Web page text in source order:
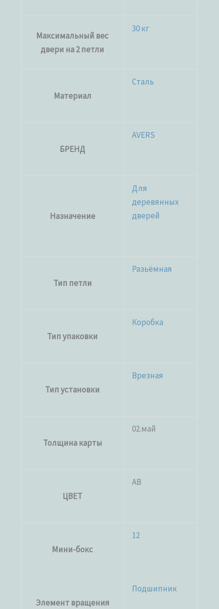
Максимальный вес
двери на 2 петли
30 кг
Материал
Сталь
БРЕНД
AVERS
Назначение
Для
деревянных
дверей
Тип петли
Разьёмная
Тип упаковки
Коробка
Тип установки
Врезная
Толщина карты
02.май
ЦВЕТ
AB
Мини-бокс
12
Элемент вращения
Подшипник